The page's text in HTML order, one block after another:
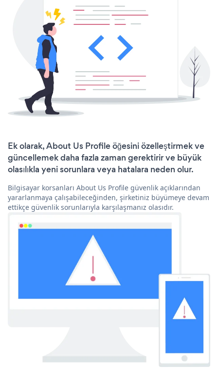
Ek olarak, About Us Profile öğesini özelleştirmek ve
güncellemek daha fazla zaman gerektirir ve büyük
olasılıkla yeni sorunlara veya hatalara neden olur.
Bilgisayar korsanları About Us Profile güvenlik açıklarından
yararlanmaya çalışabileceğinden, şirketiniz büyümeye devam
ettikçe güvenlik sorunlarıyla karşılaşmanız olasıdır.